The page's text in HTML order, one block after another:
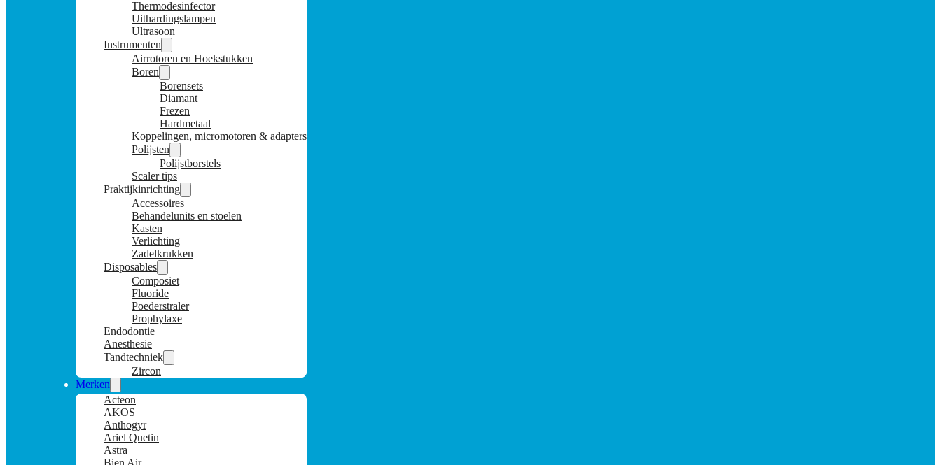
Thermodesinfector
Uithardingslampen
Ultrasoon
Instrumenten
Airrotoren en Hoekstukken
Boren
Borensets
Diamant
Frezen
Hardmetaal
Koppelingen, micromotoren & adapters
Polijsten
Polijstborstels
Scaler tips
Praktijkinrichting
Accessoires
Behandelunits en stoelen
Kasten
Verlichting
Zadelkrukken
Disposables
Composiet
Fluoride
Poederstraler
Prophylaxe
Endodontie
Anesthesie
Tandtechniek
Zircon
Merken
Acteon
AKOS
Anthogyr
Ariel Quetin
Astra
Bien Air